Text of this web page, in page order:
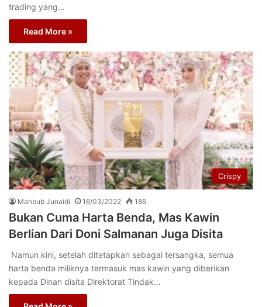
trading yang…
Read More »
Crispy
Mahbub Junaidi 16/03/2022 186
Bukan Cuma Harta Benda, Mas Kawin
Berlian Dari Doni Salmanan Juga Disita
Namun kini, setelah ditetapkan sebagai tersangka, semua
harta benda miliknya termasuk mas kawin yang diberikan
kepada Dinan disita Direktorat Tindak…